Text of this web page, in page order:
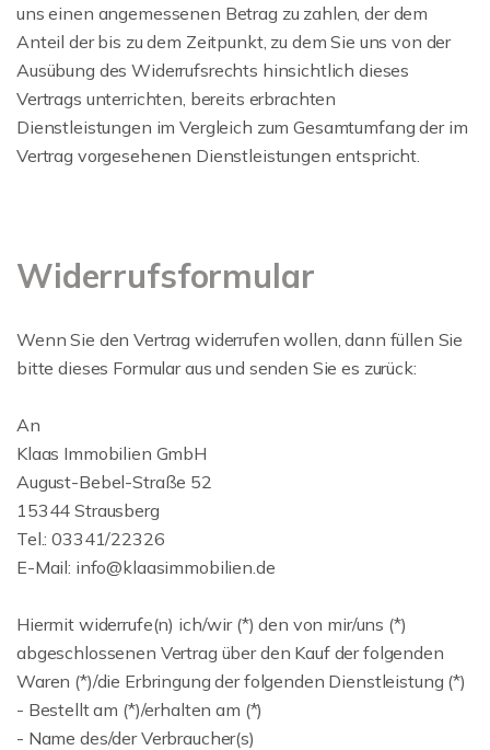
uns einen angemessenen Betrag zu zahlen, der dem
Anteil der bis zu dem Zeitpunkt, zu dem Sie uns von der
Ausübung des Widerrufsrechts hinsichtlich dieses
Vertrags unterrichten, bereits erbrachten
Dienstleistungen im Vergleich zum Gesamtumfang der im
Vertrag vorgesehenen Dienstleistungen entspricht.
Widerrufsformular
Wenn Sie den Vertrag widerrufen wollen, dann füllen Sie
bitte dieses Formular aus und senden Sie es zurück:
An
Klaas Immobilien GmbH
August-Bebel-Straße 52
15344 Strausberg
Tel.: 03341/22326
E-Mail: info@klaasimmobilien.de
Hiermit widerrufe(n) ich/wir (*) den von mir/uns (*)
abgeschlossenen Vertrag über den Kauf der folgenden
Waren (*)/die Erbringung der folgenden Dienstleistung (*)
- Bestellt am (*)/erhalten am (*)
- Name des/der Verbraucher(s)